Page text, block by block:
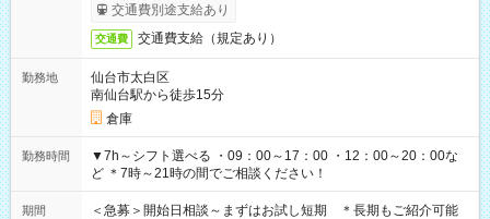
交通費別途支給あり
交通費 交通費支給（規定あり）
勤務地
仙台市太白区
南仙台駅から徒歩15分
倉庫
勤務時間
▼7h～シフト選べる ・09：00～17：00 ・12：00～20：00な
ど ＊7時～21時の間でご相談ください！
期間
＜急募＞開始日相談～まずはお試し短期 ＊長期もご紹介可能